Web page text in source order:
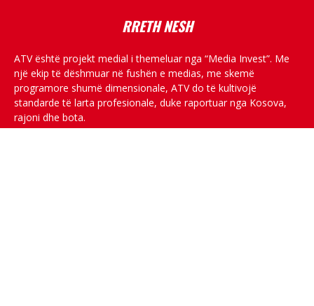
RRETH NESH
ATV është projekt medial i themeluar nga “Media Invest”. Me
një ekip të dëshmuar në fushën e medias, me skemë
programore shumë dimensionale, ATV do të kultivojë
standarde të larta profesionale, duke raportuar nga Kosova,
rajoni dhe bota.